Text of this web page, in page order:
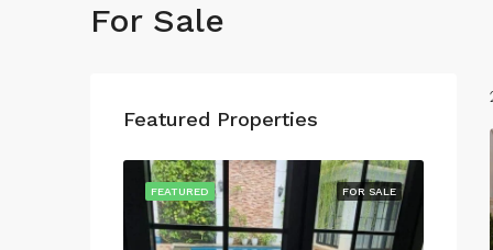
For Sale
Featured Properties
FOR SALE
FEATURED